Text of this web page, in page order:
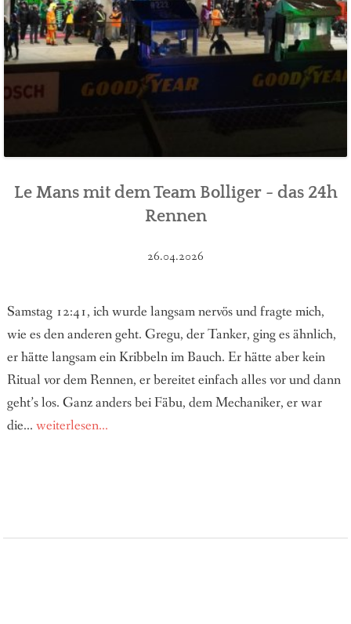
Le Mans mit dem Team Bolliger - das 24h
Rennen
26.04.2026
Samstag 12:41, ich wurde langsam nervös und fragte mich,
wie es den anderen geht. Gregu, der Tanker, ging es ähnlich,
er hätte langsam ein Kribbeln im Bauch. Er hätte aber kein
Ritual vor dem Rennen, er bereitet einfach alles vor und dann
geht’s los. Ganz anders bei Fäbu, dem Mechaniker, er war
die... weiterlesen...